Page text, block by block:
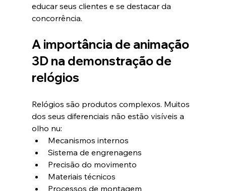
educar seus clientes e se destacar da
concorrência.
A importância de animação
3D na demonstração de
relógios
Relógios são produtos complexos. Muitos
dos seus diferenciais não estão visíveis a
olho nu:
Mecanismos internos
Sistema de engrenagens
Precisão do movimento
Materiais técnicos
Processos de montagem